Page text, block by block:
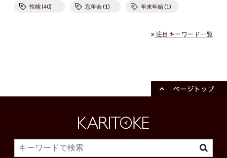
性能 (40) 忘年会 (1) 年末年始 (1)
注目キーワード一覧